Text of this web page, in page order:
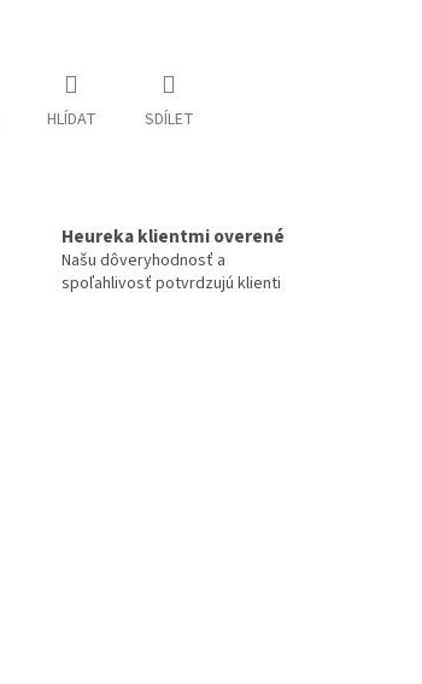
HLÍDAT SDÍLET
Heureka klientmi overené
Našu dôveryhodnosť a
spoľahlivosť potvrdzujú klienti